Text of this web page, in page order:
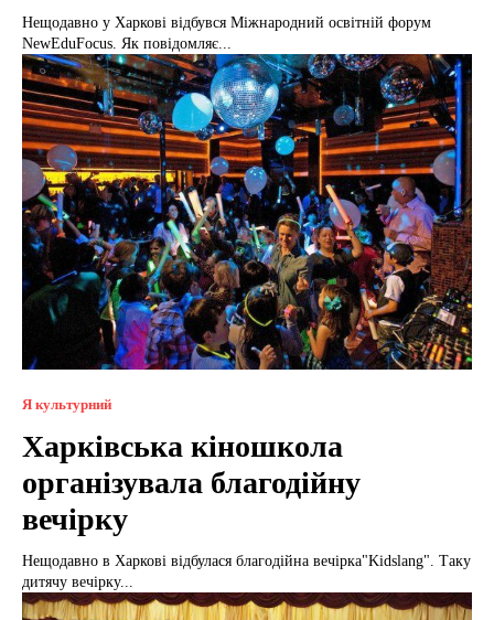
Нещодавно у Харкові відбувся Міжнародний освітній форум
NewEduFocus. Як повідомляє...
Я культурний
Харківська кіношкола
організувала благодійну
вечірку
Нещодавно в Харкові відбулася благодійна вечірка"Kidslang". Таку
дитячу вечірку...